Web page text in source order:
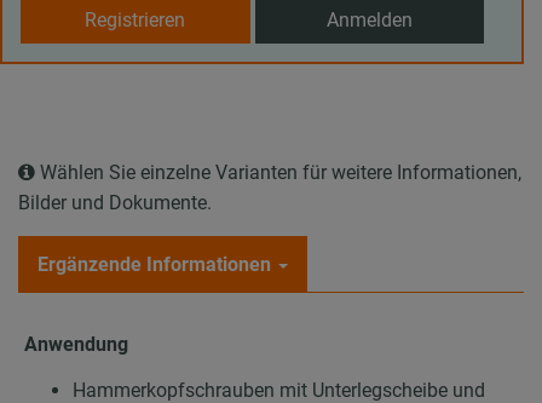
Registrieren Anmelden
Wählen Sie einzelne Varianten für weitere Informationen,
Bilder und Dokumente.
Ergänzende Informationen
Anwendung
Hammerkopfschrauben mit Unterlegscheibe und